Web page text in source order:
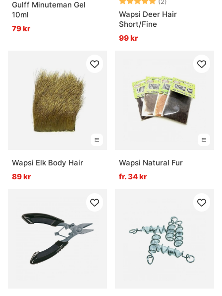
Gulff Minuteman Gel
10ml
79 kr
(2)
Wapsi Deer Hair
Short/Fine
99 kr
Wapsi Elk Body Hair
89 kr
Wapsi Natural Fur
fr. 34 kr